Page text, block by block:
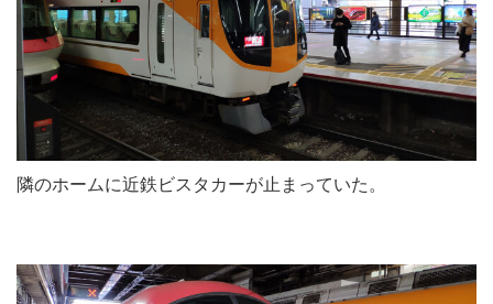
隣のホームに近鉄ビスタカーが止まっていた。